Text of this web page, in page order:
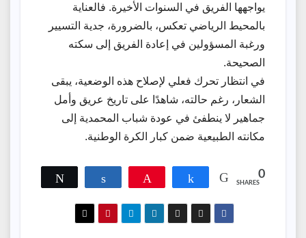
يواجهها الفريق في السنوات الأخيرة. فالعناية
بالمحيط الرياضي تعكس، بالضرورة، جدية التسيير
ورغبة المسؤولين في إعادة الفريق إلى سكته
الصحيحة.
في انتظار تحرك فعلي لإصلاح هذه الوضعية، يبقى
الشعار، رغم حالته، شاهدًا على تاريخ عريق وأمل
جماهير لا ينطفئ في عودة شباب المحمدية إلى
مكانته الطبيعية ضمن كبار الكرة الوطنية.
Share 0
SHARES